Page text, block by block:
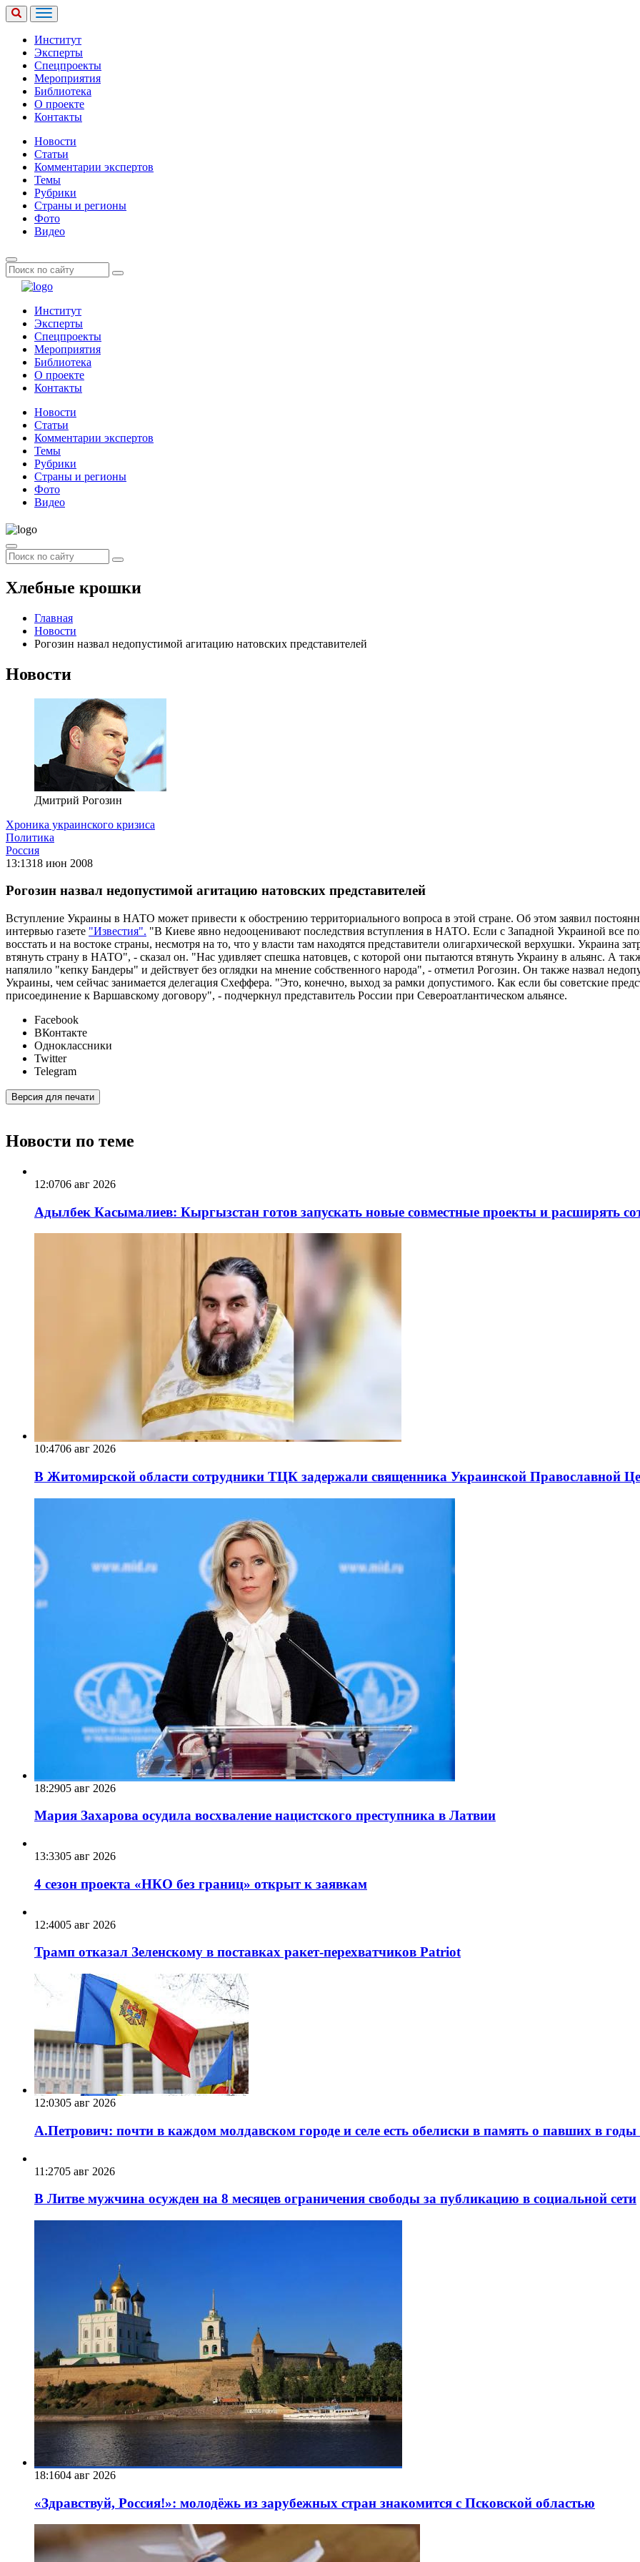
Институт
Эксперты
Спецпроекты
Мероприятия
Библиотека
О проекте
Контакты
Новости
Статьи
Комментарии экспертов
Темы
Рубрики
Страны и регионы
Фото
Видео
Институт
Эксперты
Спецпроекты
Мероприятия
Библиотека
О проекте
Контакты
Новости
Статьи
Комментарии экспертов
Темы
Рубрики
Страны и регионы
Фото
Видео
Хлебные крошки
Главная
Новости
Рогозин назвал недопустимой агитацию натовских представителей
Новости
Дмитрий Рогозин
Хроника украинского кризиса
Политика
Россия
13:1318 июн 2008
Рогозин назвал недопустимой агитацию натовских представителей
Вступление Украины в НАТО может привести к обострению территориального вопроса в этой стране. Об этом заявил
интервью газете "Известия". "В Киеве явно недооценивают последствия вступления в НАТО. Если с Западной Украиной все
восстать и на востоке страны, несмотря на то, что у власти там находятся представители олигархической верхушки. Украина
втянуть страну в НАТО", - сказал он. "Нас удивляет спешка натовцев, с которой они пытаются втянуть Украину в альянс. А
напялило "кепку Бандеры" и действует без оглядки на мнение собственного народа", - отметил Рогозин. Он также назвал
Украины, чем сейчас занимается делегация Схеффера. "Это, конечно, выход за рамки допустимого. Как если бы советские
присоединение к Варшавскому договору", - подчеркнул представитель России при Североатлантическом альянсе.
Facebook
ВКонтакте
Одноклассники
Twitter
Telegram
Версия для печати
Новости по теме
12:0706 авг 2026
Адылбек Касымалиев: Кыргызстан готов запускать новые совместные проекты и расширять
10:4706 авг 2026
В Житомирской области сотрудники ТЦК задержали священника Украинской Православной
18:2905 авг 2026
Мария Захарова осудила восхваление нацистского преступника в Латвии
13:3305 авг 2026
4 сезон проекта «НКО без границ» открыт к заявкам
12:4005 авг 2026
Трамп отказал Зеленскому в поставках ракет-перехватчиков Patriot
12:0305 авг 2026
А.Петрович: почти в каждом молдавском городе и селе есть обелиски в память о павших в
11:2705 авг 2026
В Литве мужчина осужден на 8 месяцев ограничения свободы за публикацию в социальной сети
18:1604 авг 2026
«Здравствуй, Россия!»: молодёжь из зарубежных стран знакомится с Псковской областью